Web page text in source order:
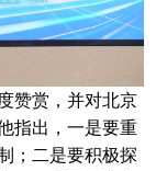
赞赏，并对北京
指出，一是要重
；二是要积极探